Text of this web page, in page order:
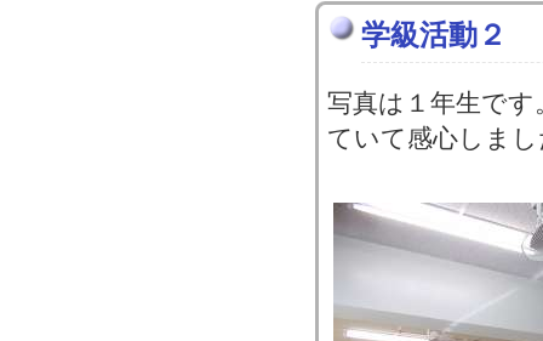
学級活動２
写真は１年生で
ていて感心しま